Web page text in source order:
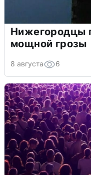
Нижегородцы
мощной грозы
8 августа 6